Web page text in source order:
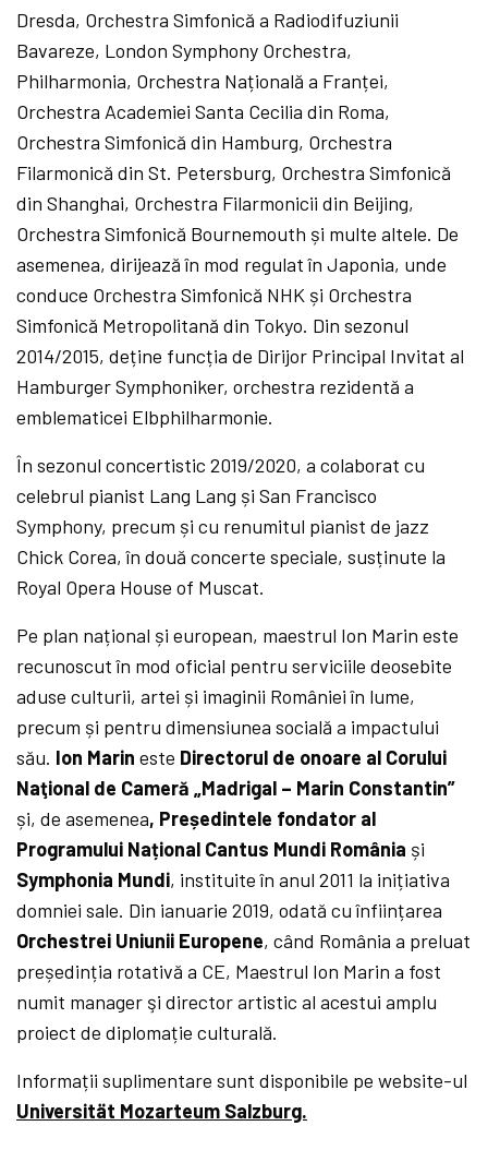
Dresda, Orchestra Simfonică a Radiodifuziunii
Bavareze, London Symphony Orchestra,
Philharmonia, Orchestra Națională a Franței,
Orchestra Academiei Santa Cecilia din Roma,
Orchestra Simfonică din Hamburg, Orchestra
Filarmonică din St. Petersburg, Orchestra Simfonică
din Shanghai, Orchestra Filarmonicii din Beijing,
Orchestra Simfonică Bournemouth și multe altele. De
asemenea, dirijează în mod regulat în Japonia, unde
conduce Orchestra Simfonică NHK și Orchestra
Simfonică Metropolitană din Tokyo. Din sezonul
2014/2015, deține funcția de Dirijor Principal Invitat al
Hamburger Symphoniker, orchestra rezidentă a
emblematicei Elbphilharmonie.
În sezonul concertistic 2019/2020, a colaborat cu
celebrul pianist Lang Lang și San Francisco
Symphony, precum și cu renumitul pianist de jazz
Chick Corea, în două concerte speciale, susținute la
Royal Opera House of Muscat.
Pe plan național și european, maestrul Ion Marin este
recunoscut în mod oficial pentru serviciile deosebite
aduse culturii, artei și imaginii României în lume,
precum și pentru dimensiunea socială a impactului
său. Ion Marineste Directorul de onoare al Corului
Naţional de Cameră „Madrigal – Marin Constantin”
și, de asemenea, Președintele fondator al
Programului Național Cantus Mundi România și
Symphonia Mundi, instituite în anul 2011 la inițiativa
domniei sale. Din ianuarie 2019, odată cu înființarea
Orchestrei Uniunii Europene, când România a preluat
președinția rotativă a CE, Maestrul Ion Marin a fost
numit manager şi director artistic al acestui amplu
proiect de diplomație culturală.
Informații suplimentare sunt disponibile pe website-ul
Universität Mozarteum Salzburg.